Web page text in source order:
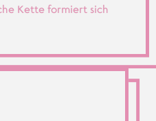
Kette formiert sich